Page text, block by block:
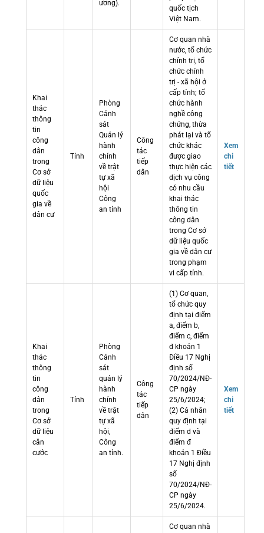
ương).
quốc tịch
Việt Nam.
Khai
thác
thông
tin
công
dân
trong
Cơ sở
dữ liệu
quốc
gia về
dân cư
Tỉnh
Phòng
Cảnh
sát
Quản lý
hành
chính
về trật
tự xã
hội
Công
an tỉnh
Công
tác
tiếp
dân
Cơ quan nhà
nước, tổ chức
chính trị, tổ
chức chính
trị - xã hội ở
cấp tỉnh; tổ
chức hành
nghề công
chứng, thừa
phát lại và tổ
chức khác
được giao
thực hiện các
dịch vụ công
có nhu cầu
khai thác
thông tin
công dân
trong Cơ sở
dữ liệu quốc
gia về dân cư
trong phạm
vi cấp tỉnh.
Xem
chi
tiết
Khai
thác
thông
tin
công
dân
trong
Cơ sở
dữ liệu
căn
cước
Tỉnh
Phòng
Cảnh
sát
quản lý
hành
chính
về trật
tự xã
hội,
Công
an tỉnh.
Công
tác
tiếp
dân
(1) Cơ quan,
tổ chức quy
định tại điểm
a, điểm b,
điểm c, điểm
đ khoản 1
Điều 17 Nghị
định số
70/2024/NĐ-
CP ngày
25/6/2024;
(2) Cá nhân
quy định tại
điểm d và
điểm đ
khoản 1 Điều
17 Nghị định
số
70/2024/NĐ-
CP ngày
25/6/2024.
Xem
chi
tiết
Cơ quan nhà